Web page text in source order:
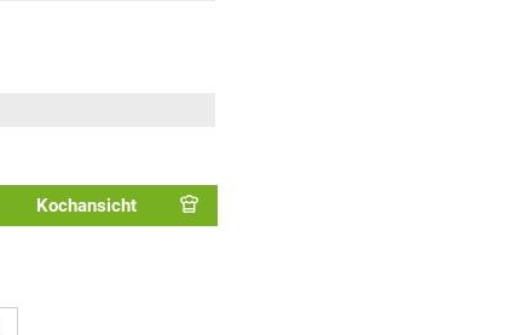
Kochansicht